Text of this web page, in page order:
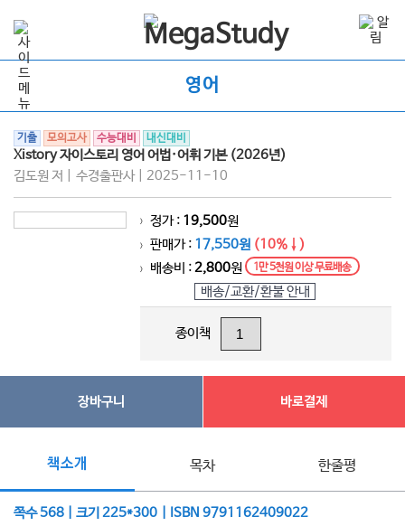
영어
기출 모의고사 수능대비 내신대비
Xistory 자이스토리 영어 어법·어휘 기본 (2026년)
김도원 저 | 수경출판사 | 2025-11-10
> 정가 : 19,500원
> 판매가 : 17,550원 (10%↓)
> 배송비 :2,800원 1만 5천원 이상 무료배송
배송/교환/환불 안내
종이책
장바구니 바로결제
책소개 목차 한줄평
쪽수 568 | 크기 225*300 | ISBN 9791162409022